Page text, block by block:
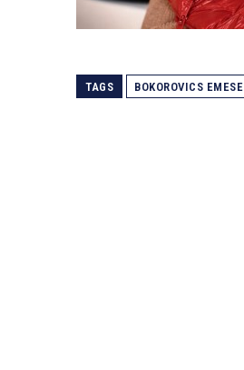
TAGS BOKOROVICS EMESE